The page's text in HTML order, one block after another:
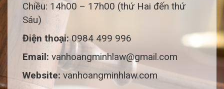
Chiều: 14h00 – 17h00 (thứ Hai đến thứ
Sáu)
Điện thoại:0984 499 996
Email: vanhoangminhlaw@gmail.com
Website: vanhoangminhlaw.com